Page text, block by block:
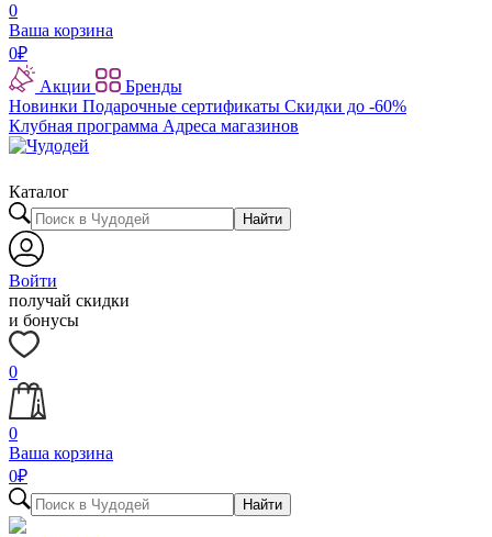
0
Ваша корзина
0₽
Акции
Бренды
Новинки Подарочные сертификаты Скидки до -60%
Клубная программа Адреса магазинов
Каталог
Найти
Войти
получай скидки
и бонусы
0
0
Ваша корзина
0₽
Найти